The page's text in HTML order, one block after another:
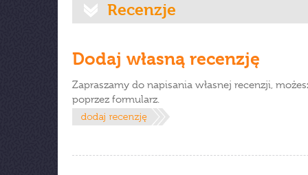
Recenzje
Dodaj własną recenzję
Zapraszamy do napisania własnej recenzji,
poprzez formularz.